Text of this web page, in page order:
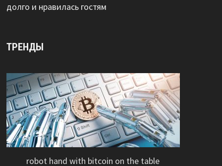
долго и нравилась гостям
ТРЕНДЫ
robot hand with bitcoin on the table